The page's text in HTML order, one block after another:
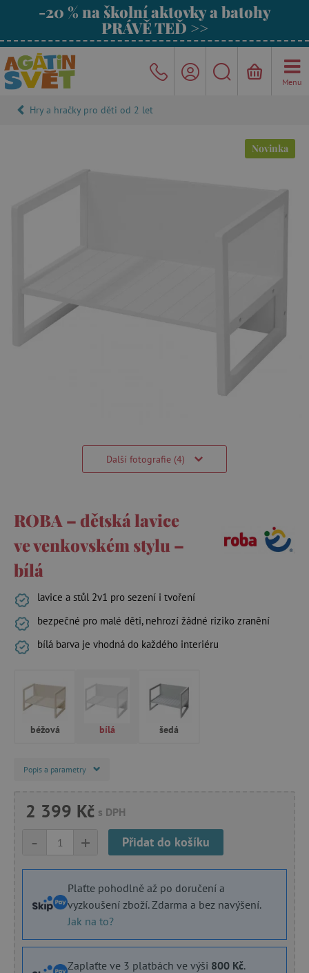
-20 % na školní aktovky a batohy
PRÁVĚ TEĎ >>
Menu
Hry a hračky pro děti od 2 let
Novinka
Další fotografie (4)
ROBA – dětská lavice
ve venkovském stylu –
bílá
lavice a stůl 2v1 pro sezení i tvoření
bezpečné pro malé děti, nehrozí žádné riziko zranění
bílá barva je vhodná do každého interiéru
béžová bílá šedá
Popis a parametry
2 399 Kč s DPH
+
- Přidat do košíku
Plaťte pohodlně až po doručení a
vyzkoušení zboží. Zdarma a bez navýšení.
Jak na to?
Zaplaťte ve 3 platbách ve výši 800 Kč.